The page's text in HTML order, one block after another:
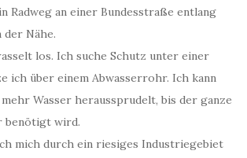
Radweg an einer Bundesstraße entlang
der Nähe.
los. Ich suche Schutz unter einer
ich über einem Abwasserrohr. Ich kann
Wasser heraussprudelt, bis der ganze
benötigt wird.
mich durch ein riesiges Industriegebiet